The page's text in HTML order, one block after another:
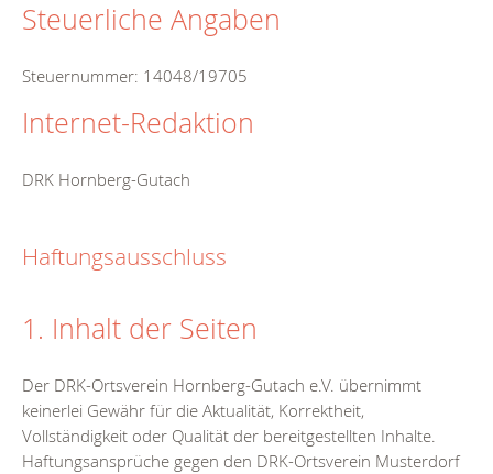
Steuerliche Angaben
Steuernummer: 14048/19705
Internet-Redaktion
DRK Hornberg-Gutach
Haftungsausschluss
1. Inhalt der Seiten
Der DRK-Ortsverein Hornberg-Gutach e.V. übernimmt
keinerlei Gewähr für die Aktualität, Korrektheit,
Vollständigkeit oder Qualität der bereitgestellten Inhalte.
Haftungsansprüche gegen den DRK-Ortsverein Musterdorf